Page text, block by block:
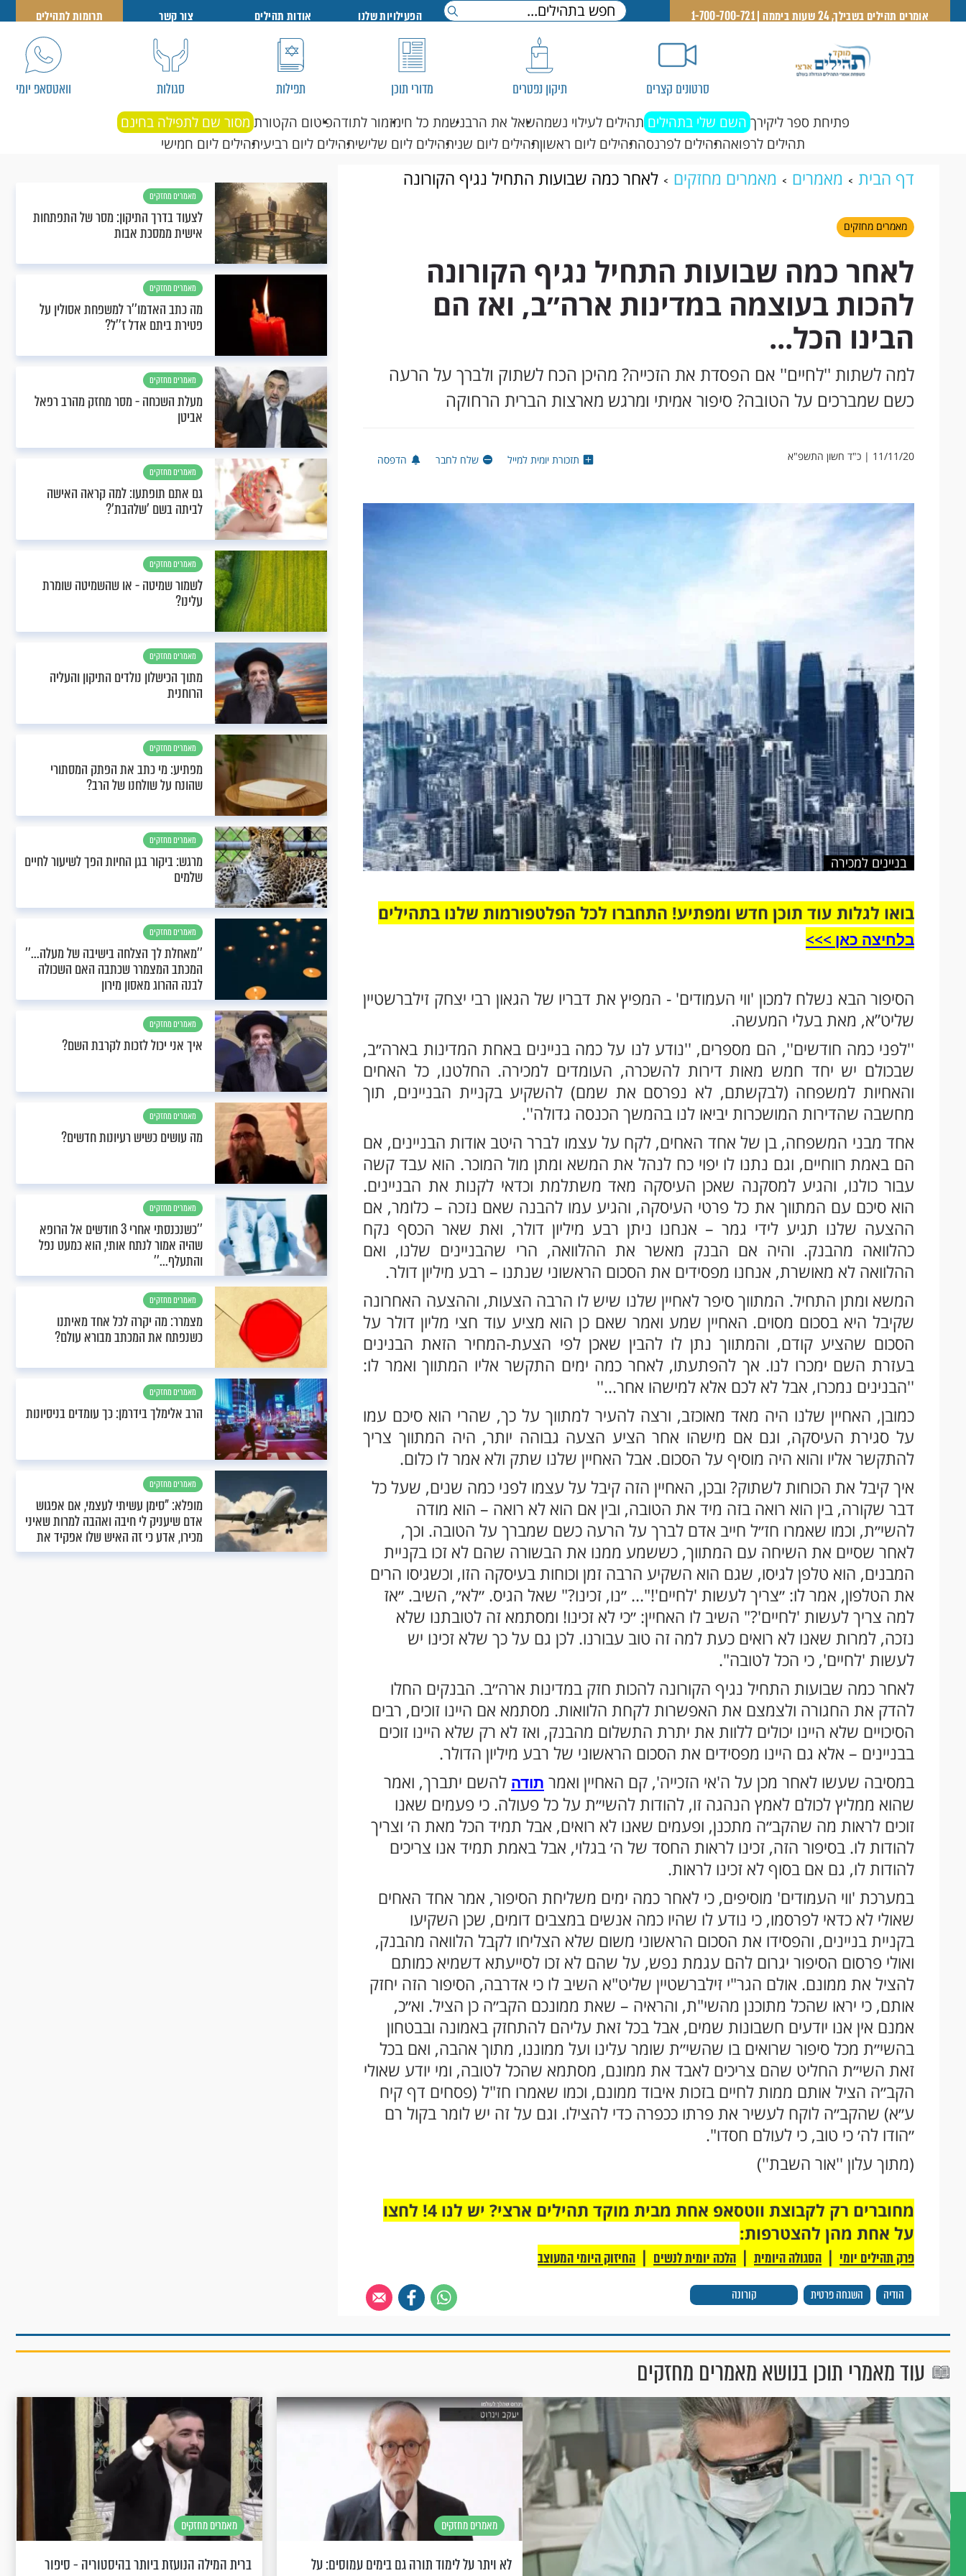
דברו
איתנו
אומרים תהילים בשבילך, 24 שעות ביממה | 1-700-700-721 הפעילויות שלנו אודות תהילים צור קשר תרומות לתהילים
סרטונים קצרים תיקון נפטרים מדורי תוכן תפילות סגולות וואטסאפ יומי
פתיחת ספר ליקירך השם שלי בתהילים תהילים לעילוי נשמהשאל את הרבנשמת כל חימזמור לתודהפיטום הקטורת מסור שם לתפילה בחינם
תהילים לרפואהתהילים לפרנסהתהילים ליום ראשוןתהילים ליום שניתהילים ליום שלישיתהילים ליום רביעיתהילים ליום חמישי
דף הבית מאמרים מאמרים מחזקים
לאחר כמה שבועות התחיל נגיף הקורונה
להכות בעוצמה במדינות ארה״ב, ואז הם הבינו הכל...
מאמרים מחזקים
לאחר כמה שבועות התחיל נגיף הקורונה
להכות בעוצמה במדינות ארה״ב, ואז הם
הבינו הכל...
למה לשתות ''לחיים'' אם הפסדת את הזכייה? מהיכן הכח לשתוק ולברך על הרעה
כשם שמברכים על הטובה? סיפור אמיתי ומרגש מארצות הברית הרחוקה
11/11/20 | כ"ד חשון התשפ"א תזכורת יומית למייל שלח לחבר הדפסה
בניינים למכירה
בואו לגלות עוד תוכן חדש ומפתיע! התחברו לכל הפלטפורמות שלנו בתהילים
בלחיצה כאן >>>​
הסיפור הבא נשלח למכון 'ווי העמודים' - המפיץ את דבריו של הגאון רבי יצחק זילברשטיין
שליט”א, מאת בעלי המעשה.
''לפני כמה חודשים'', הם מספרים, ''נודע לנו על כמה בניינים באחת המדינות בארה׳׳ב,
שבכולם יש יחד חמש מאות דירות להשכרה, העומדים למכירה. החלטנו, כל האחים
והאחיות למשפחה (לבקשתם, לא נפרסם את שמם) להשקיע בקניית הבניינים, תוך
מחשבה שהדירות המושכרות יביאו לנו בהמשך הכנסה גדולה''.
אחד מבני המשפחה, בן של אחד האחים, לקח על עצמו לברר היטב אודות הבניינים, אם
הם באמת רווחיים, וגם נתנו לו יפוי כח לנהל את המשא ומתן מול המוכר. הוא עבד קשה
עבור כולנו, והגיע למסקנה שאכן העיסקה מאד משתלמת וכדאי לקנות את הבניינים.
הוא סיכם עם המתווך את כל פרטי העיסקה, והגיע עמו להבנה שאם נזכה – כלומר, אם
ההצעה שלנו תגיע לידי גמר – אנחנו ניתן רבע מיליון דולר, ואת שאר הכסף נקח
כהלוואה מהבנק. והיה אם הבנק מאשר את ההלוואה, הרי שהבניינים שלנו, ואם
ההלוואה לא מאושרת, אנחנו מפסידים את הסכום הראשוני שנתנו – רבע מיליון דולר.
המשא ומתן התחיל. המתווך סיפר לאחיין שלנו שיש לו הרבה הצעות, וההצעה האחרונה
שקיבל היא בסכום מסוים. האחיין שמע ואמר שאם כן הוא מציע עוד חצי מליון דולר על
הסכום שהציע קודם, והמתווך נתן לו להבין שאכן לפי הצעת-המחיר הזאת הבנינים
בעזרת השם ימכרו לנו. אך להפתעתו, לאחר כמה ימים התקשר אליו המתווך ואמר לו:
''הבנינים נמכרו, אבל לא לכם אלא למישהו אחר…''
כמובן, האחיין שלנו היה מאד מאוכזב, ורצה להעיר למתווך על כך, שהרי הוא סיכם עמו
על סגירת העיסקה, וגם אם מישהו אחר הציע הצעה גבוהה יותר, היה המתווך צריך
להתקשר אליו והוא היה מוסיף על הסכום. אבל האחיין שלנו שתק ולא אמר לו כלום.
איך קיבל את הכוחות לשתוק? ובכן, האחיין הזה קיבל על עצמו לפני כמה שנים, שעל כל
דבר שקורה, בין הוא רואה בזה מיד את הטובה, ובין אם הוא לא רואה – הוא מודה
להשי״ת, וכמו שאמרו חז״ל חייב אדם לברך על הרעה כשם שמברך על הטובה. וכך,
לאחר שסיים את השיחה עם המתווך, כששמע ממנו את הבשורה שהם לא זכו בקניית
המבנים, הוא טלפן לגיסו, שגם הוא השקיע הרבה זמן וכוחות בעיסקה הזו, וכשגיסו הרים
את הטלפון, אמר לו: ״צריך לעשות 'לחיים'!"... ״נו, זכינו?" שאל הגיס. ״לא״, השיב. ״אז
למה צריך לעשות 'לחיים'?" השיב לו האחיין: ״כי לא זכינו! ומסתמא זה לטובתנו שלא
נזכה, למרות שאנו לא רואים כעת למה זה טוב עבורנו. לכן גם על כך שלא זכינו יש
לעשות 'לחיים', כי הכל לטובה".
לאחר כמה שבועות התחיל נגיף הקורונה להכות חזק במדינות ארה״ב. הבנקים החלו
להדק את החגורה ולצמצם את האפשרות לקחת הלוואות. מסתמא אם היינו זוכים, רבים
הסיכויים שלא היינו יכולים ללוות את יתרת התשלום מהבנק, ואז לא רק שלא היינו זוכים
בבניינים – אלא גם היינו מפסידים את הסכום הראשוני של רבע מיליון הדולר.
במסיבה שעשו לאחר מכן על ה'אי הזכייה', קם האחיין ואמר תודה להשם יתברך, ואמר
שהוא ממליץ לכולם לאמץ הנהגה זו, להודות להשי״ת על כל פעולה. כי פעמים שאנו
זוכים לראות מה שהקב״ה מתכנן, ופעמים שאנו לא רואים, אבל תמיד הכל מאת ה׳ וצריך
להודות לו. בסיפור הזה, זכינו לראות החסד של ה׳ בגלוי, אבל באמת תמיד אנו צריכים
להודות לו, גם אם בסוף לא זכינו לראות.
במערכת 'ווי העמודים' מוסיפים, כי לאחר כמה ימים משליחת הסיפור, אמר אחד האחים
שאולי לא כדאי לפרסמו, כי נודע לו שהיו כמה אנשים במצבים דומים, שכן השקיעו
בקניית בניינים, והפסידו את הסכום הראשוני משום שלא הצליחו לקבל הלוואה מהבנק,
ואולי פרסום הסיפור יגרום להם עגמת נפש, על שהם לא זכו לסייעתא דשמיא כמותם
להציל את ממונם. אולם הגר"י זילברשטיין שליט"א השיב לו כי אדרבה, הסיפור הזה יחזק
אותם, כי יראו שהכל מתוכנן מהשי"ת, והראיה – שאת ממונכם הקב״ה כן הציל. וא״כ,
אמנם אין אנו יודעים חשבונות שמים, אבל בכל זאת עליהם להתחזק באמונה ובבטחון
בהשי״ת מכל סיפור שרואים בו שהשי״ת שומר עלינו ועל ממוננו, מתוך אהבה, ואם בכל
זאת השי״ת החליט שהם צריכים לאבד את ממונם, מסתמא שהכל לטובה, ומי יודע שאולי
הקב״ה הציל אותם ממות לחיים בזכות איבוד ממונם, וכמו שאמרו חז"ל (פסחים דף קיח
ע״א) שהקב״ה לוקח לעשיר את פרתו ככפרה כדי להצילו. וגם על זה יש לומר בקול רם
״הודו לה׳ כי טוב, כי לעולם חסדו".
(מתוך עלון ''אור השבת'')
הודיה השגחה פרטית קורונה
מחוברים רק לקבוצת ווטסאפ אחת מבית מוקד תהילים ארצי? יש לנו 4! לחצו
על אחת מהן להצטרפות:
פרק תהילים יומי | הסגולה היומית | הלכה יומית לנשים | החיזוק היומי המעוצב
מאמרים מחזקים
לצעוד בדרך התיקון: מסר של התפתחות
אישית ממסכת אבות
מאמרים מחזקים
מה כתב האדמו''ר למשפחת אסולין על
פטירת ביתם אדל ז''ל?
מאמרים מחזקים
מעלת השכחה - מסר מחזק מהרב רפאל
אביטן
מאמרים מחזקים
גם אתם תופתעו: למה קראה האישה
לביתה בשם 'שלהבת'?
מאמרים מחזקים
לשמור שמיטה - או שהשמיטה שומרת
עלינו?
מאמרים מחזקים
מתוך הכישלון נולדים התיקון והעליה
הרוחנית
מאמרים מחזקים
מפתיע: מי כתב את הפתק המסתורי
שהונח על שולחנו של הרב?
מאמרים מחזקים
מרגש: ביקור בגן החיות הפך לשיעור לחיים
שלמים
מאמרים מחזקים
’’מאחלת לך הצלחה בישיבה של מעלה...’’
המכתב המצמרר שכתבה האם השכולה
לבנה ההרוג מאסון מירון
מאמרים מחזקים
איך אני יכול לזכות לקרבת השם?
מאמרים מחזקים
מה עושים כשיש רעיונות חדשים?
מאמרים מחזקים
’’כשנכנסתי אחרי 3 חודשים אל הרופא
שהיה אמור לנתח אותי, הוא כמעט נפל
והתעלף...’’
מאמרים מחזקים
מצמרר: מה יקרה לכל אחד מאיתנו
כשנפתח את המכתב מבורא עולם?
מאמרים מחזקים
הרב אלימלך בידרמן: כך עומדים בניסיונות
מאמרים מחזקים
מופלא: "סימן עשיתי לעצמי, אם אפגוש
אדם שיעניק לי חיבה ואהבה למרות שאיני
מכירו, אדע כי זה האיש שלו אפקיד את
כספי’’
עוד מאמרי תוכן בנושא מאמרים מחזקים
מאמרים מחזקים
לא ויתר על לימוד תורה גם בימים עמוסים: על
מאמרים מחזקים
ברית המילה הנועזת ביותר בהיסטוריה - סיפור